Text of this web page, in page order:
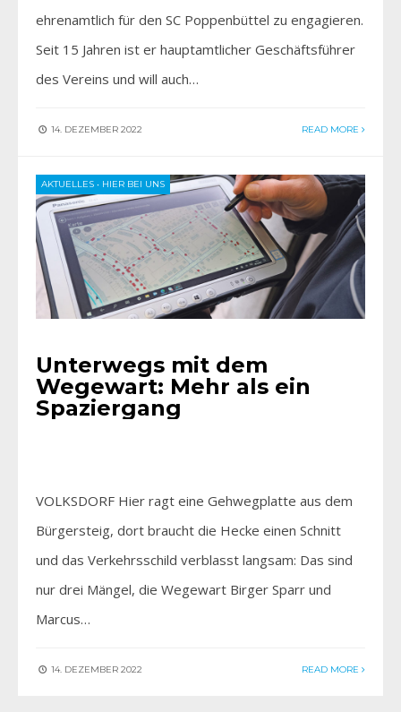
ehrenamtlich für den SC Poppenbüttel zu engagieren.
Seit 15 Jahren ist er hauptamtlicher Geschäftsführer
des Vereins und will auch…
14. DEZEMBER 2022 READ MORE
AKTUELLES • HIER BEI UNS
Unterwegs mit dem
Wegewart: Mehr als ein
Spaziergang
VOLKSDORF Hier ragt eine Gehwegplatte aus dem
Bürgersteig, dort braucht die Hecke einen Schnitt
und das Verkehrsschild verblasst langsam: Das sind
nur drei Mängel, die Wegewart Birger Sparr und
Marcus…
14. DEZEMBER 2022 READ MORE